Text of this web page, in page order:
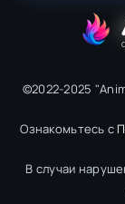
©2022-2025
Ознакомьтесь с
В случаи